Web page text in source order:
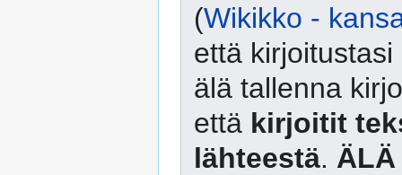
(Wikikko -
että
älä tallenna
että kirjoitit
lähteestä. ÄLÄ